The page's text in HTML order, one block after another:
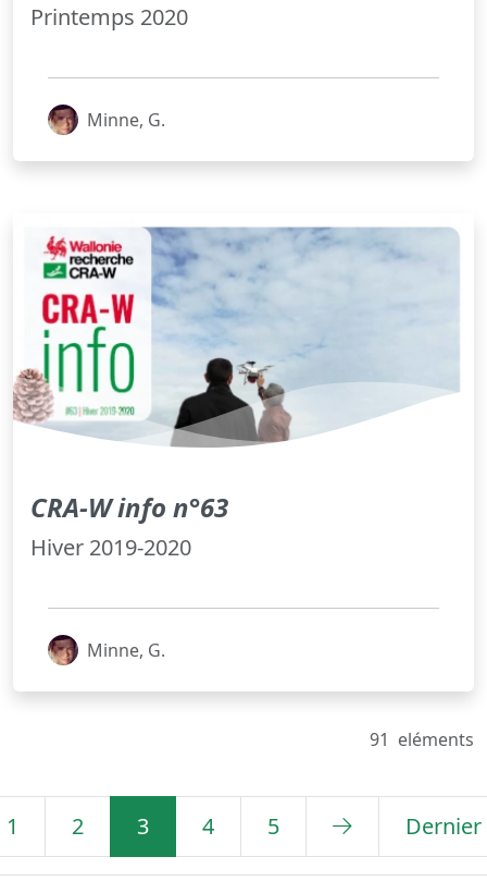
Printemps 2020
Minne, G.
CRA-W info n°63
Hiver 2019-2020
Minne, G.
91 eléments
1 2 3 4 5 Dernier